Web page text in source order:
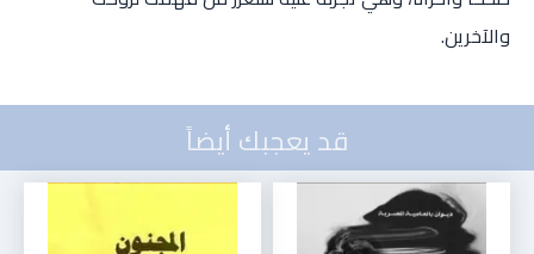
والآخرين.
قد يعجبك أيضاً